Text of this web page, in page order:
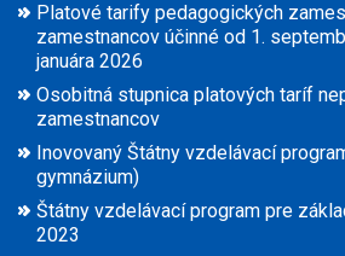
Platové tarify pedagogických
zamestnancov účinné od 1.
januára 2026
Osobitná stupnica platových taríf
zamestnancov
Inovovaný Štátny vzdelávací
gymnázium)
Štátny vzdelávací program pre
2023